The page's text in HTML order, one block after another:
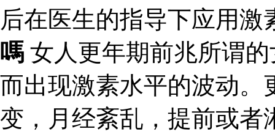
后在医生的指导下应用
嗎 女人更年期前兆所谓
而出现激素水平的波动。
变，月经紊乱，提前或者